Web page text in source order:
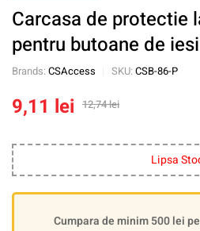
Carcasa de protectie
pentru butoane de
Brands: CSAccess SKU: CSB-86-P
12,74lei
9,11 lei
Lipsa
Cumpara de minim 500 lei